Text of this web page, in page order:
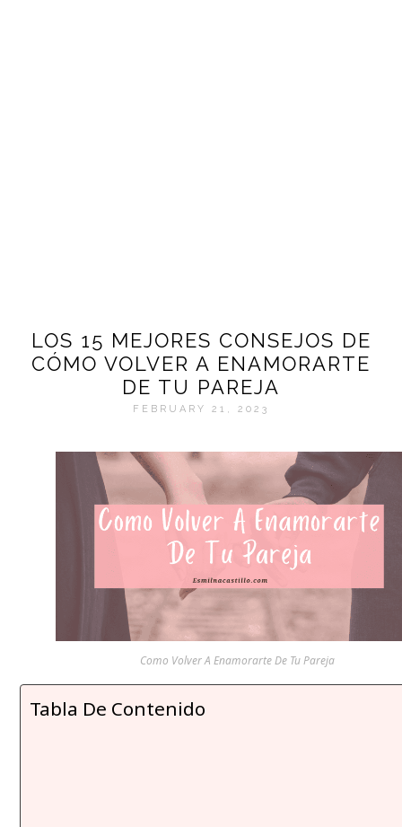
LOS 15 MEJORES CONSEJOS DE
CÓMO VOLVER A ENAMORARTE
DE TU PAREJA
FEBRUARY 21, 2023
Como Volver A Enamorarte De Tu Pareja
Tabla De Contenido